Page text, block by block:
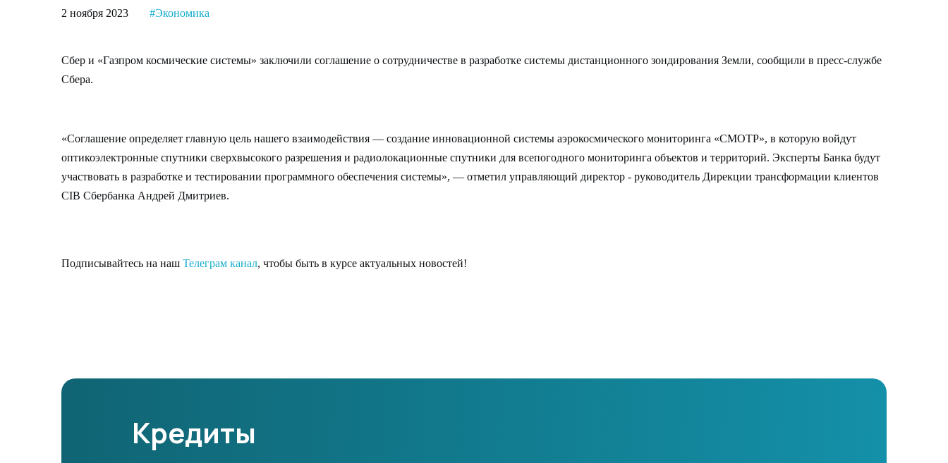
2 ноября 2023 #Экономика
Сбер и «Газпром космические системы» заключили соглашение о сотрудничестве в разработке системы дистанционного зондирования Земли, сообщили в пресс-службе
Сбера.
«Соглашение определяет главную цель нашего взаимодействия — создание инновационной системы аэрокосмического мониторинга «СМОТР», в которую войдут
оптикоэлектронные спутники сверхвысокого разрешения и радиолокационные спутники для всепогодного мониторинга объектов и территорий. Эксперты Банка будут
участвовать в разработке и тестировании программного обеспечения системы», — отметил управляющий директор - руководитель Дирекции трансформации клиентов
CIB Сбербанка Андрей Дмитриев.
Подписывайтесь на наш Телеграм канал, чтобы быть в курсе актуальных новостей!
Кредиты